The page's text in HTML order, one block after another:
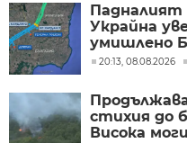
Падналият
Украйна
умишлено
разследване
20:13, 08.08.2026
стихия до
Висока